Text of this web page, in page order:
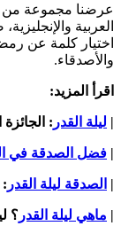
عرضنا مجموعة من
العربية
اختيار كلمة عن
والأصدقاء.
اقرأ المزيد:
| ليلة القدر :
| فضل الصدقة في
| الصدقة ليلة القدر :
| ماهي ليلة القدر ؟